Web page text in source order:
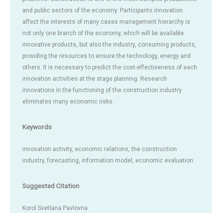
and public sectors of the economy. Participants innovation
affect the interests of many cases management hierarchy is
not only one branch of the economy, which will be available
innovative products, but also the industry, consuming products,
providing the resources to ensure the technology, energy and
others. It is necessary to predict the cost-effectiveness of each
innovation activities at the stage planning. Research
innovations in the functioning of the construction industry
eliminates many economic risks.
Keywords
innovation activity, economic relations, the construction
industry, forecasting, information model, economic evaluation
Suggested Citation
Korol Svetlana Pavlovna